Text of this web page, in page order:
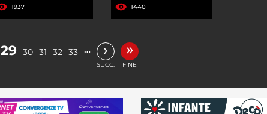
1937 1440
29 30 31 32 33 … ›
SUCC.
»
FINE